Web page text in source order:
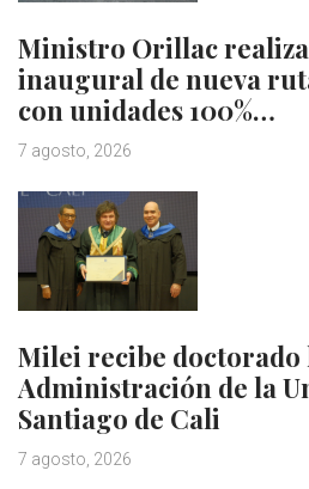
Ministro Orillac
inaugural de nueva
con unidades 100%…
7 agosto, 2026
Milei recibe doctorado
Administración de la
Santiago de Cali
7 agosto, 2026